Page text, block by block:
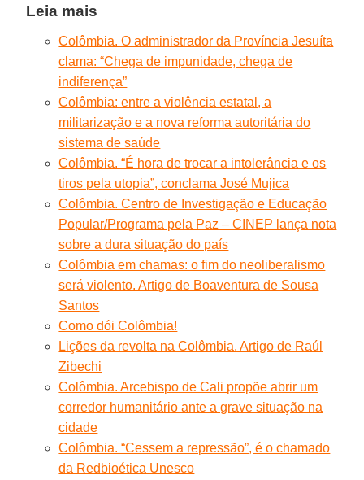
Leia mais
Colômbia. O administrador da Província Jesuíta
clama: “Chega de impunidade, chega de
indiferença”
Colômbia: entre a violência estatal, a
militarização e a nova reforma autoritária do
sistema de saúde
Colômbia. “É hora de trocar a intolerância e os
tiros pela utopia”, conclama José Mujica
Colômbia. Centro de Investigação e Educação
Popular/Programa pela Paz – CINEP lança nota
sobre a dura situação do país
Colômbia em chamas: o fim do neoliberalismo
será violento. Artigo de Boaventura de Sousa
Santos
Como dói Colômbia!
Lições da revolta na Colômbia. Artigo de Raúl
Zibechi
Colômbia. Arcebispo de Cali propõe abrir um
corredor humanitário ante a grave situação na
cidade
Colômbia. “Cessem a repressão”, é o chamado
da Redbioética Unesco